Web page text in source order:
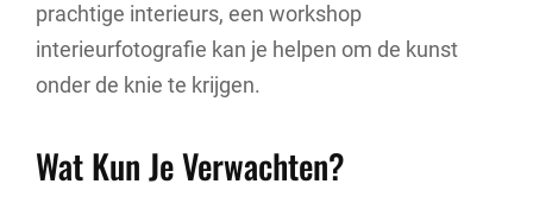
prachtige interieurs, een workshop
interieurfotografie kan je helpen om de kunst
onder de knie te krijgen.
Wat Kun Je Verwachten?